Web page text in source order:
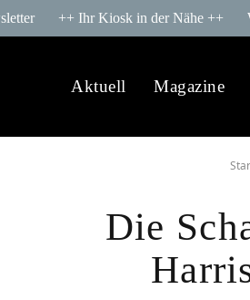
++ Ihr Kiosk in der Nähe ++
Aktuell Magazine
Die